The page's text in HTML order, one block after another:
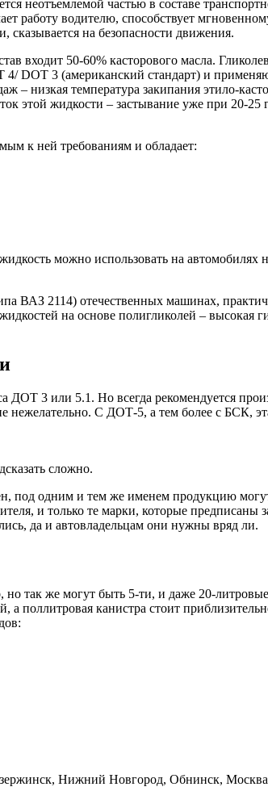
неотъемлемой частью в составе
работу водителю, способствует
сказывается на безопасности движения.
50-60% касторового масла.
DOT 3 (американский стандарт) и
– низкая температура закипания этило-
этой жидкости – застывание уже при 20-
к ней требованиям и обладает:
можно использовать на
2114) отечественных машинах,
на основе полигликолей – высокая
3 или 5.1. Но всегда рекомендуется
нежелательно. С ДОТ-5, а тем более c БСК,
сложно.
под одним и тем же именем продукцию
и только те марки, которые предписаны
да и автовладельцам они нужны вряд ли.
так же могут быть 5-ти, и даже 20-
поллитровая канистра стоит
Нижний Новгород, Обнинск,